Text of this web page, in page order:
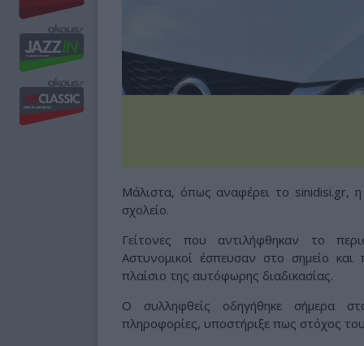
Μάλιστα, όπως αναφέρει το sinidisi.gr,
σχολείο.
Γείτονες που αντιλήφθηκαν το
Αστυνομικοί έσπευσαν στο σημείο
πλαίσιο της αυτόφωρης διαδικασίας.
Ο συλληφθείς οδηγήθηκε σήμερα
πληροφορίες, υποστήριξε πως στόχος